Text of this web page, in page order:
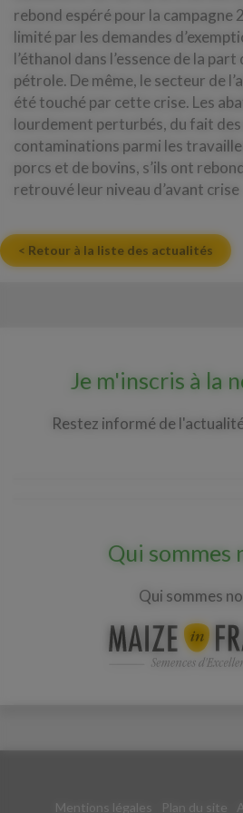
rebond espéré pour la
limité par les demandes
l’éthanol dans l’essence de la
pétrole. De même, le secteur de
été touché par cette crise. Les
lourdement perturbés, du fait
contaminations parmi les
porcs et de bovins, s’ils ont
retrouvé leur niveau d’avant crise
< Retour à la liste des actualités
Je m'inscris à la
Restez informé de
Qui sommes
Qui sommes
Mentions légales Plan du site